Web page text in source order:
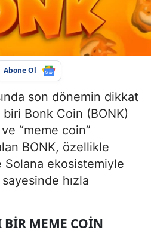
Abone Ol
son dönemin dikkat
Bonk Coin (BONK)
“meme coin”
BONK, özellikle
ekosistemiyle
hızla
BIR MEME COIN